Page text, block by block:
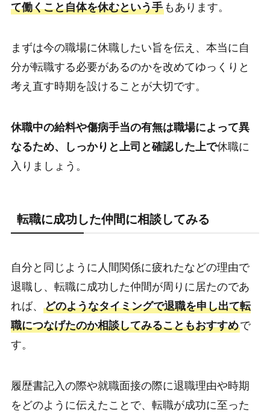
て働くこと自体を休むという手もあります。
まずは今の職場に休職したい旨を伝え、本当に自
分が転職する必要があるのかを改めてゆっくりと
考え直す時期を設けることが大切です。
休職中の給料や傷病手当の有無は職場によって異
なるため、しっかりと上司と確認した上で休職に
入りましょう。
転職に成功した仲間に相談してみる
自分と同じように人間関係に疲れたなどの理由で
退職し、転職に成功した仲間が周りに居たのであ
れば、 どのようなタイミングで退職を申し出て転
職につなげたのか相談してみることもおすすめで
す。
履歴書記入の際や就職面接の際に退職理由や時期
をどのように伝えたことで、転職が成功に至った